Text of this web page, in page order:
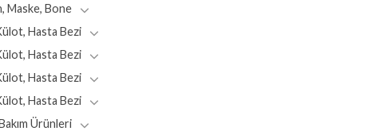
Maske, Bone
Hasta Bezi
Hasta Bezi
Hasta Bezi
Hasta Bezi
Ürünleri